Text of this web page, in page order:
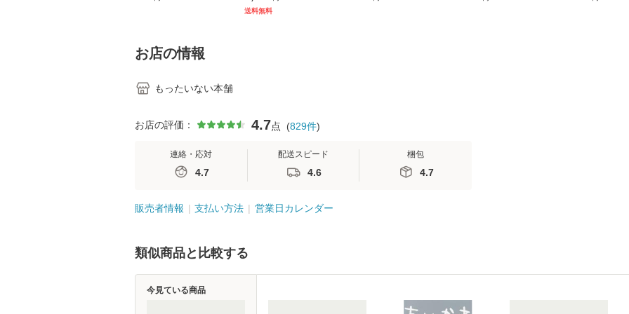
[CD]【メール便送料無
キル 改訂第3版 (看護
送料無料
【メール便送料無料】
送料無料】
社 [文庫]【
お店の情報
もったいない本舗
お店の評価： 4.7点 (829件)
連絡・応対
4.7
配送スピード
4.6
梱包
4.7
販売者情報 支払い方法 営業日カレンダー
類似商品と比較する
今見ている商品